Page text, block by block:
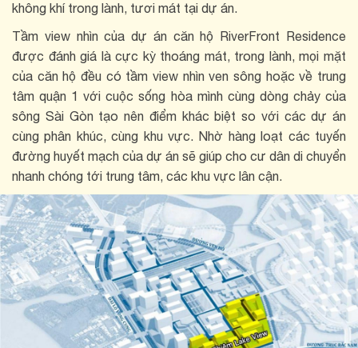
không khí trong lành, tươi mát tại dự án.
Tầm view nhìn của dự án căn hộ RiverFront Residence
được đánh giá là cực kỳ thoáng mát, trong lành, mọi mặt
của căn hộ đều có tầm view nhìn ven sông hoặc về trung
tâm quận 1 với cuộc sống hòa mình cùng dòng chảy của
sông Sài Gòn tạo nên điểm khác biệt so với các dự án
cùng phân khúc, cùng khu vực. Nhờ hàng loạt các tuyến
đường huyết mạch của dự án sẽ giúp cho cư dân di chuyển
nhanh chóng tới trung tâm, các khu vực lân cận.